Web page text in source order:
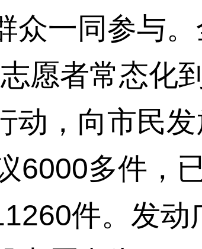
众一同参与
愿者常态化
动，向市民
6000多件，
件。发动